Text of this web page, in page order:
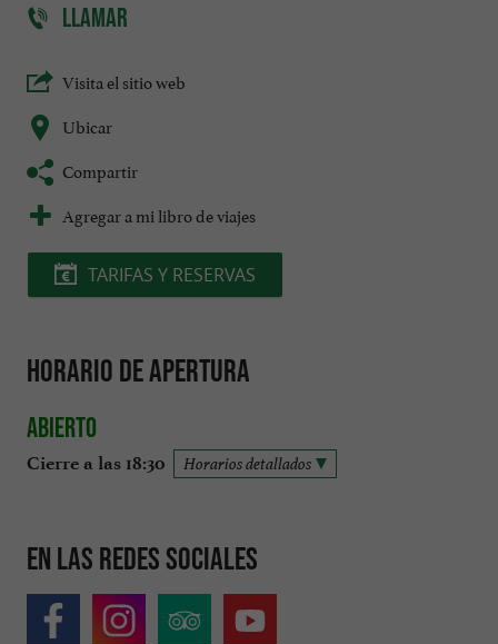
LLAMAR
Visita el sitio web
Ubicar
Compartir
Agregar a mi libro de viajes
TARIFAS Y RESERVAS
Horario de apertura
Abierto
Cierre a las 18:30 Horarios detallados
En las redes sociales